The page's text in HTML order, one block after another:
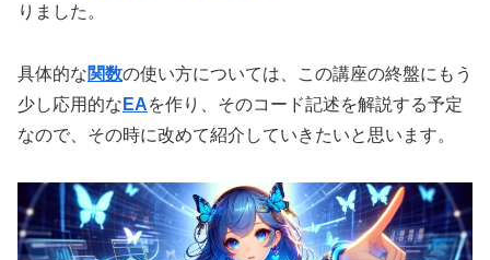
りました。
具体的な関数の使い方については、この講座の終盤にもう
少し応用的な EAを作り、そのコード記述を解説する予定
なので、その時に改めて紹介していきたいと思います。